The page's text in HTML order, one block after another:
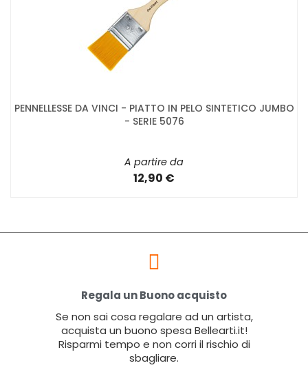
PENNELLESSE DA VINCI - PIATTO IN PELO SINTETICO JUMBO
- SERIE 5076
A partire da
12,90 €
Regala un Buono acquisto
Se non sai cosa regalare ad un artista,
acquista un buono spesa Bellearti.it!
Risparmi tempo e non corri il rischio di
sbagliare.